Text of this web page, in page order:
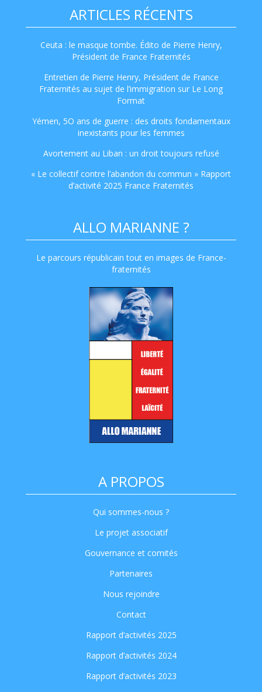
ARTICLES RÉCENTS
Ceuta : le masque tombe. Édito de Pierre Henry,
Président de France Fraternités
Entretien de Pierre Henry, Président de France
Fraternités au sujet de l’immigration sur Le Long
Format
Yémen, 5O ans de guerre : des droits fondamentaux
inexistants pour les femmes
Avortement au Liban : un droit toujours refusé
« Le collectif contre l’abandon du commun » Rapport
d’activité 2025 France Fraternités
ALLO MARIANNE ?
Le parcours républicain tout en images de France-
fraternités
A PROPOS
Qui sommes-nous ?
Le projet associatif
Gouvernance et comités
Partenaires
Nous rejoindre
Contact
Rapport d’activités 2025
Rapport d’activités 2024
Rapport d’activités 2023